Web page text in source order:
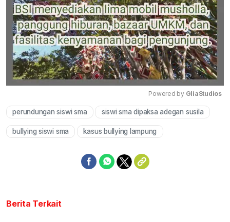
Mute
Powered by GliaStudios
perundungan siswi sma siswi sma dipaksa adegan susila
bullying siswi sma kasus bullying lampung
Berita Terkait